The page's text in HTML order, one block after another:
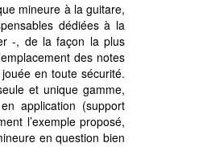
mineure à la guitare,
dédiées à la
-, de la façon la plus
des notes
en toute sécurité.
et unique gamme,
application (support
l’exemple proposé,
en question bien